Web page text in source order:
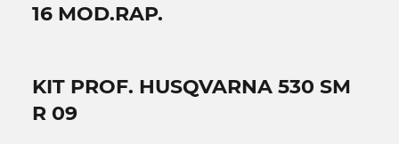
16 MOD.RAP.
KIT PROF. HUSQVARNA 530 SM
R 09